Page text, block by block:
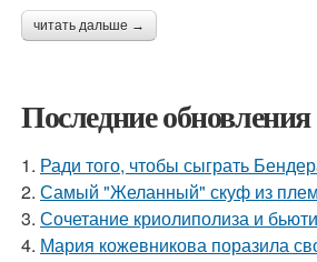
читать дальше →
Последние обновления
1. Ради того, чтобы сыграть
2. Самый "Желанный" скуф из
3. Сочетание криолиполиза и
4. Мария кожевникова поразила